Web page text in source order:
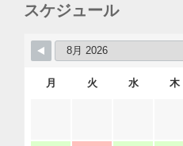
スケジュール
月 火 水 木